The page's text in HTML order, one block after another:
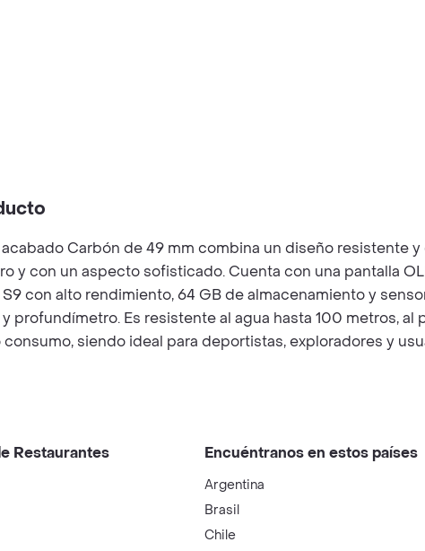
Carbón de 49 mm combina un diseño
y con un aspecto sofisticado. Cuenta con una pantalla
con alto rendimiento, 64 GB de almacenamiento y
profundímetro. Es resistente al agua hasta 100 metros,
consumo, siendo ideal para deportistas, exploradores y
Restaurantes Encuéntranos en estos países
Argentina
Brasil
Chile